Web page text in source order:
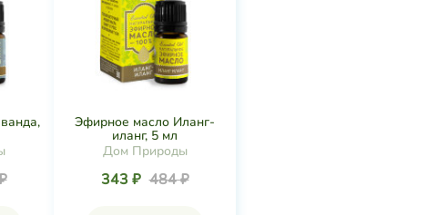
Эфирное масло Иланг-
иланг, 5 мл
Дом Природы
343 ₽ 484 ₽